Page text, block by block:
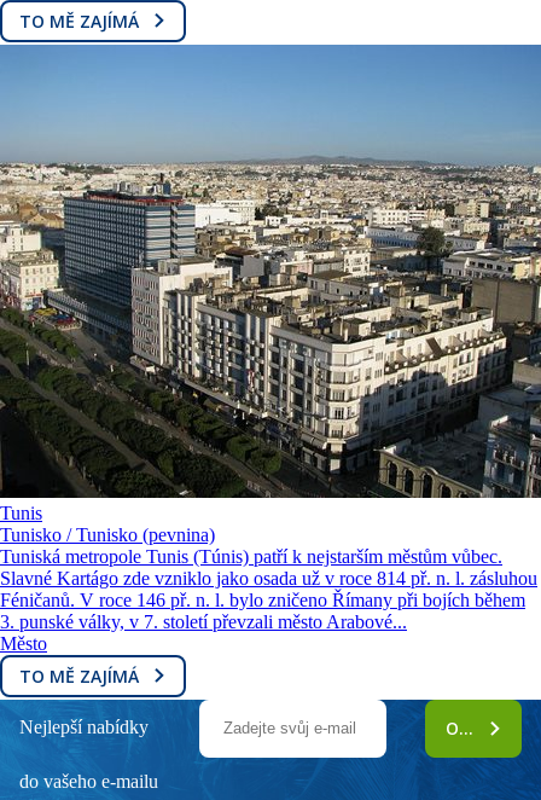
TO MĚ ZAJÍMÁ
Tunis
Tunisko / Tunisko (pevnina)
Tuniská metropole Tunis (Túnis) patří k nejstarším městům vůbec.
Slavné Kartágo zde vzniklo jako osada už v roce 814 př. n. l. zásluhou
Féničanů. V roce 146 př. n. l. bylo zničeno Římany při bojích během
3. punské války, v 7. století převzali město Arabové...
Město
TO MĚ ZAJÍMÁ
Nejlepší nabídky
do vašeho e-mailu
ODEBÍRAT